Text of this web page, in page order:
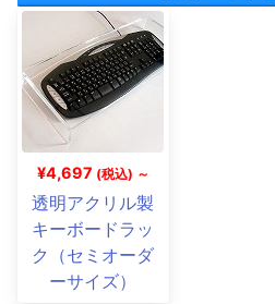
¥4,697 (税込) ～
透明アクリル製
キーボードラッ
ク（セミオーダ
ーサイズ）